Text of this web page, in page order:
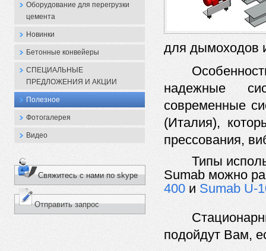
Оборудование для перегрузки
цемента
Новинки
Бетонные конвейеры
СПЕЦИАЛЬНЫЕ
ПРЕДЛОЖЕНИЯ И АКЦИИ
Полезное
Фотогалерея
Видео
Свяжитесь с нами по skype
Отправить запрос
для дымоходов
надежные
современные
(Италия),
прессования,
Типы
Sumab можно
400 и Sumab U-
подойдут Вам,